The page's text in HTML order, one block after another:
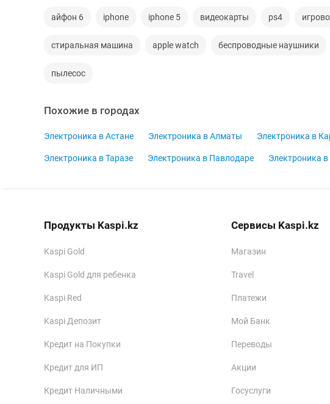
айфон 6 iphone iphone 5 видеокарты ps4
стиральная машина apple watch беспроводные наушники
пылесос
Похожие в городах
Электроника в Астане Электроника в Алматы Электроника в
Электроника в Таразе Электроника в Павлодаре Электроника
Продукты Kaspi.kz
Kaspi Gold
Kaspi Gold для ребенка
Kaspi Red
Kaspi Депозит
Кредит на Покупки
Кредит для ИП
Кредит Наличными
Сервисы Kaspi.kz
Магазин
Travel
Платежи
Мой Банк
Переводы
Акции
Госуслуги